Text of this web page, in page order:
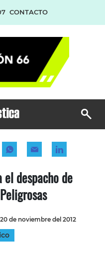
CONTACTO
el despacho de
20 de noviembre del 2012